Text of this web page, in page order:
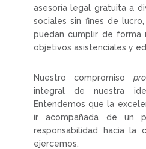
asesoría legal gratuita a
sociales sin fines de
puedan cumplir de forma
objetivos asistenciales y
Nuestro compromiso
integral de nuestra
Entendemos que la
ir acompañada de un
responsabilidad hacia la
ejercemos.